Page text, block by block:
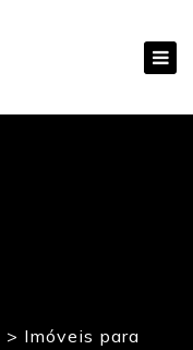
> Imóveis para